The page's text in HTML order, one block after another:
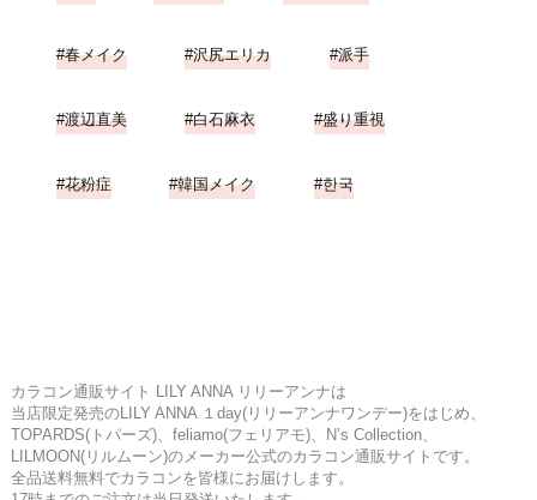
春メイク 沢尻エリカ 派手
渡辺直美 白石麻衣 盛り重視
花粉症 韓国メイク 한국
カラコン通販サイト LILY ANNA リリーアンナは
当店限定発売のLILY ANNA １day(リリーアンナワンデー)をはじめ、
TOPARDS(トパーズ)、feliamo(フェリアモ)、N’s Collection、
LILMOON(リルムーン)のメーカー公式のカラコン通販サイトです。
全品送料無料でカラコンを皆様にお届けします。